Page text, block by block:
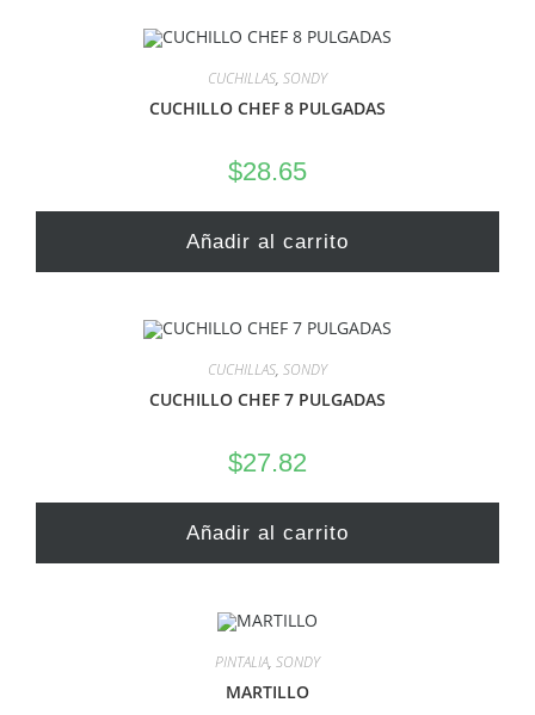
CUCHILLAS, SONDY
CUCHILLO CHEF 8 PULGADAS
$28.65
Añadir al carrito
CUCHILLAS, SONDY
CUCHILLO CHEF 7 PULGADAS
$27.82
Añadir al carrito
PINTALIA, SONDY
MARTILLO